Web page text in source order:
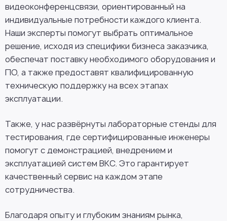
видеоконференцсвязи, ориентированный на
индивидуальные потребности каждого клиента.
Наши эксперты помогут выбрать оптимальное
решение, исходя из специфики бизнеса заказчика,
обеспечат поставку необходимого оборудования и
ПО, а также предоставят квалифицированную
техническую поддержку на всех этапах
эксплуатации.
Также, у нас развёрнуты лабораторные стенды для
тестирования, где сертифицированные инженеры
помогут с демонстрацией, внедрением и
эксплуатацией систем ВКС. Это гарантирует
качественный сервис на каждом этапе
сотрудничества.
Благодаря опыту и глубоким знаниям рынка,